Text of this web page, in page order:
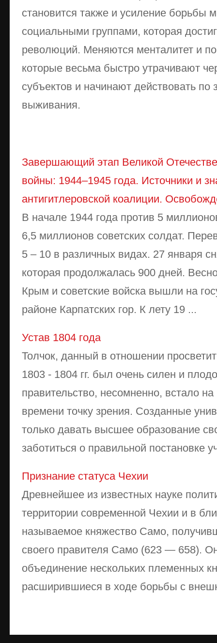
становится также и усиление борьбы
социальными группами, которая
революций. Меняются менталитет и
которые весьма быстро утрачивают
субъектов и начинают действовать по
выживания.
Завершающий этап Великой
войны: 1944–1945 года. Источники и
антигитлеровской коалиции.
В начале 1944 года против 5
6,5 миллионов советских солдат.
5 – 10 в различных видах. 27 января
которая продолжалась 900 дней.
Крым и советские войска вышли на
районе Карпатских гор. К лету 19 ...
Устав 1804 года
Толчок, данный в отношении
1803 - 1804 гг. был очень силен и
правительство, несомненно, встало
времени точку зрения. Созданные
только давать высшее образование
заботиться о правильной постановке
Признание статуса Чехии
Древнейшее из известных науке
территории современной Чехии и в
называемое княжество Само,
своего правителя Само (623 — 658).
объединение нескольких племенных
расширившиеся в ходе борьбы с